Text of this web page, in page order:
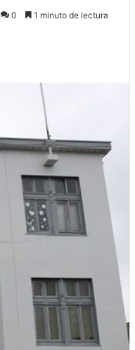
0 1 minuto de lectura